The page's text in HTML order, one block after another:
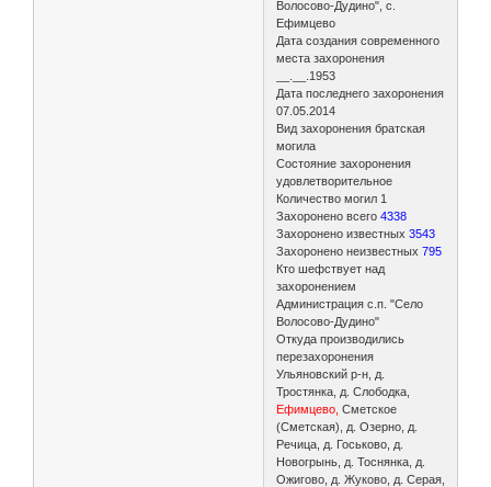
Волосово-Дудино", с.
Ефимцево
Дата создания современного
места захоронения
__.__.1953
Дата последнего захоронения
07.05.2014
Вид захоронения братская
могила
Состояние захоронения
удовлетворительное
Количество могил 1
Захоронено всего4338
Захоронено известных3543
Захоронено неизвестных795
Кто шефствует над
захоронением
Администрация с.п. "Село
Волосово-Дудино"
Откуда производились
перезахоронения
Ульяновский р-н, д.
Тростянка, д. Слободка,
Ефимцево, Сметское
(Сметская), д. Озерно, д.
Речица, д. Госьково, д.
Новогрынь, д. Тоснянка, д.
Ожигово, д. Жуково, д. Серая,